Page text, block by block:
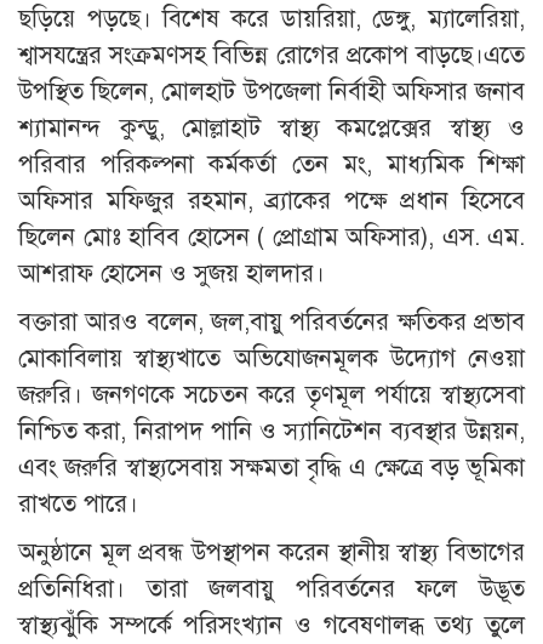
ছড়িয়ে পড়ছে। বিশেষ করে ডায়রিয়া, ডেঙ্গু, ম্যালেরিয়া,
শ্বাসযন্ত্রের সংক্রমণসহ বিভিন্ন রোগের প্রকোপ বাড়ছে।এতে
উপস্থিত ছিলেন, মোলহাট উপজেলা নির্বাহী অফিসার জনাব
শ্যামানন্দ কুন্ডু, মোল্লাহাট স্বাস্থ্য কমপ্লেক্সের স্বাস্থ্য ও
পরিবার পরিকল্পনা কর্মকর্তা তেন মং, মাধ্যমিক শিক্ষা
অফিসার মফিজুর রহমান, ব্র্যাকের পক্ষে প্রধান হিসেবে
ছিলেন মোঃ হাবিব হোসেন ( প্রোগ্রাম অফিসার), এস. এম.
আশরাফ হোসেন ও সুজয় হালদার।
বক্তারা আরও বলেন, জল,বায়ু পরিবর্তনের ক্ষতিকর প্রভাব
মোকাবিলায় স্বাস্থ্যখাতে অভিযোজনমূলক উদ্যোগ নেওয়া
জরুরি। জনগণকে সচেতন করে তৃণমূল পর্যায়ে স্বাস্থ্যসেবা
নিশ্চিত করা, নিরাপদ পানি ও স্যানিটেশন ব্যবস্থার উন্নয়ন,
এবং জরুরি স্বাস্থ্যসেবায় সক্ষমতা বৃদ্ধি এ ক্ষেত্রে বড় ভূমিকা
রাখতে পারে।
অনুষ্ঠানে মূল প্রবন্ধ উপস্থাপন করেন স্থানীয় স্বাস্থ্য বিভাগের
প্রতিনিধিরা। তারা জলবায়ু পরিবর্তনের ফলে উদ্ভূত
স্বাস্থ্যঝুঁকি সম্পর্কে পরিসংখ্যান ও গবেষণালব্ধ তথ্য তুলে